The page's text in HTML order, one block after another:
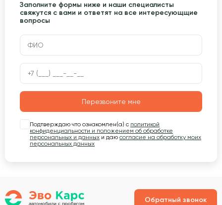
Заполните формы ниже и наши специалисты
свяжутся с вами и ответят на все интересующщие
вопросы
Перезвоните мне
Подтверждаю что ознакомлен(а) с политикой
конфиденциальности и положением об обработке
персональных и данных и даю согласие на обработку моих
персональных данных
Обратный звонок